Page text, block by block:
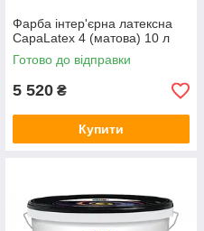
Фарба інтер'єрна латексна
CapaLatex 4 (матова) 10 л
Готово до відправки
5 520 ₴
Купити